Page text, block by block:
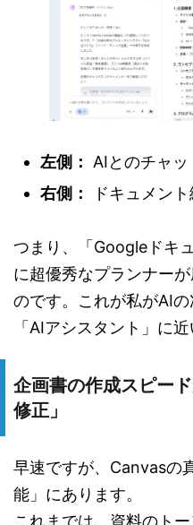
左側：
AIとのチャッ
右側：
ドキュメン
つまり、「Googleドキ
に超優秀なプランナー
のです。これが私がAI
「AIアシスタント」に近
企画書の作成スピー
修正」
早速ですが、Canvasの
能」にあります。
これまでは、資料のト